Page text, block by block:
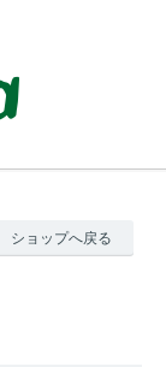
ショップへ戻る